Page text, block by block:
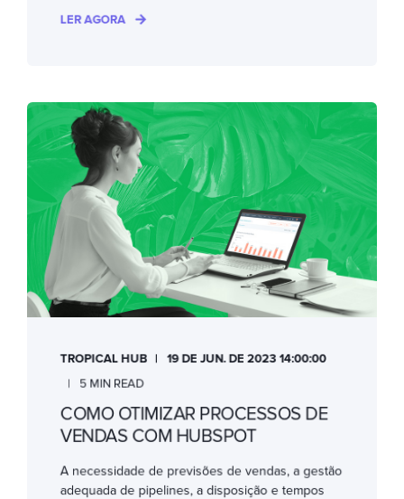
LER AGORA
TROPICAL HUB
19 DE JUN. DE 2023 14:00:00
5 MIN READ
COMO OTIMIZAR PROCESSOS DE
VENDAS COM HUBSPOT
A necessidade de previsões de vendas, a gestão
adequada de pipelines, a disposição e tempos